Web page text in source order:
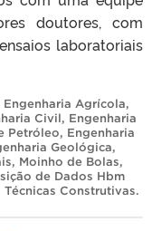
doutores, com
laboratoriais
Engenharia Agrícola,
Civil, Engenharia
Petróleo, Engenharia
Geológica,
, Moinho de Bolas,
de Dados Hbm
Técnicas Construtivas.